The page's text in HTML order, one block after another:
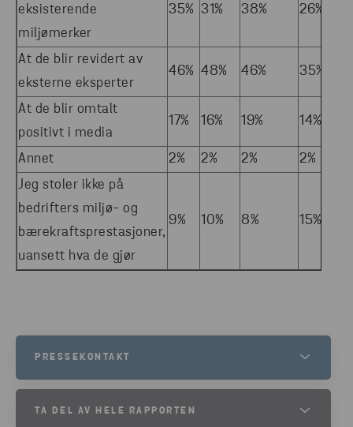
eksisterende
miljømerker
35% 31% 38% 26%
At de blir revidert av
eksterne eksperter
46% 48% 46% 35%
At de blir omtalt
positivt i media
17% 16% 19% 14%
Annet 2% 2% 2% 2%
Jeg stoler ikke på
bedrifters miljø- og
bærekraftsprestasjoner,
uansett hva de gjør
9% 10% 8% 15%
PRESSEKONTAKT
EXTERNAL COMMUNICATIONS MANAGER
TA DEL AV HELE RAPPORTEN